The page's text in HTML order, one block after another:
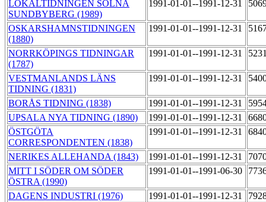
LOKALTIDNINGEN SOLNA
SUNDBYBERG (1989)
1991-01-01--1991-12-31
OSKARSHAMNSTIDNINGEN
(1880)
1991-01-01--1991-12-31
NORRKÖPINGS TIDNINGAR
(1787)
1991-01-01--1991-12-31
VESTMANLANDS LÄNS
TIDNING (1831)
1991-01-01--1991-12-31
BORÅS TIDNING (1838) 1991-01-01--1991-12-31
UPSALA NYA TIDNING (1890)
1991-01-01--1991-12-31
ÖSTGÖTA
CORRESPONDENTEN (1838)
1991-01-01--1991-12-31
NERIKES ALLEHANDA (1843) 1991-01-01--1991-12-31
MITT I SÖDER OM SÖDER
ÖSTRA (1990)
1991-01-01--1991-06-30
DAGENS INDUSTRI (1976) 1991-01-01--1991-12-31